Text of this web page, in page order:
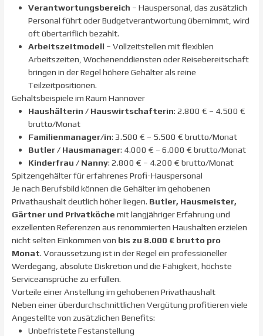
Verantwortungsbereich – Hauspersonal, das zusätzlich
Personal führt oder Budgetverantwortung übernimmt, wird
oft übertariflich bezahlt.
Arbeitszeitmodell– Vollzeitstellen mit flexiblen
Arbeitszeiten, Wochenenddiensten oder Reisebereitschaft
bringen in der Regel höhere Gehälter als reine
Teilzeitpositionen.
Gehaltsbeispiele im Raum Hannover
Haushälterin / Hauswirtschafterin: 2.800 € – 4.500 €
brutto/Monat
Familienmanager/in: 3.500 € – 5.500 € brutto/Monat
Butler / Hausmanager: 4.000 € – 6.000 € brutto/Monat
Kinderfrau / Nanny: 2.800 € – 4.200 € brutto/Monat
Spitzengehälter für erfahrenes Profi-Hauspersonal
Je nach Berufsbild können die Gehälter im gehobenen
Privathaushalt deutlich höher liegen. Butler, Hausmeister,
Gärtner und Privatköche mit langjähriger Erfahrung und
exzellenten Referenzen aus renommierten Haushalten erzielen
nicht selten Einkommen von bis zu 8.000 € brutto pro
Monat. Voraussetzung ist in der Regel ein professioneller
Werdegang, absolute Diskretion und die Fähigkeit, höchste
Serviceansprüche zu erfüllen.
Vorteile einer Anstellung im gehobenen Privathaushalt
Neben einer überdurchschnittlichen Vergütung profitieren viele
Angestellte von zusätzlichen Benefits:
Unbefristete Festanstellung